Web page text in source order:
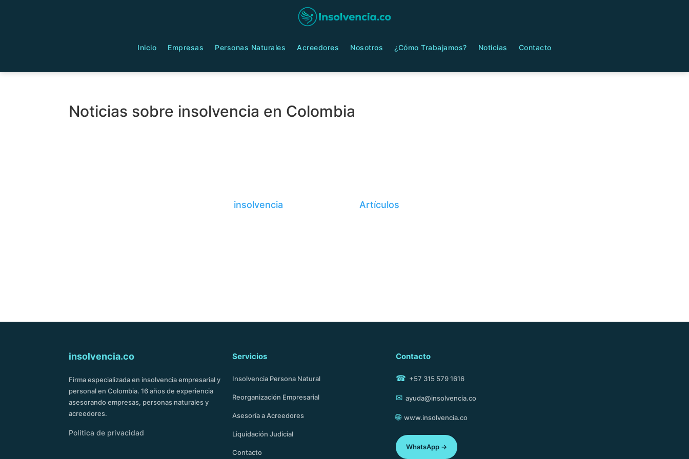
Inicio Empresas Personas Naturales Acreedores Nosotros ¿Cómo Trabajamos? Noticias Contacto
Noticias sobre insolvencia en Colombia
insolvencia Artículos
insolvencia.co
Firma especializada en insolvencia empresarial y
personal en Colombia. 16 años de experiencia
asesorando empresas, personas naturales y
acreedores.
Política de privacidad
Servicios
Insolvencia Persona Natural
Reorganización Empresarial
Asesoría a Acreedores
Liquidación Judicial
Contacto
Contacto
☎ +57 315 579 1616
✉ ayuda@insolvencia.co
🌐 www.insolvencia.co
WhatsApp →